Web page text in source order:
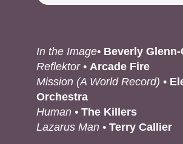
In the Image• Beverly Glenn-
Reflektor • Arcade Fire
Mission (A World Record) •
Orchestra
Human • The Killers
Lazarus Man • Terry Callier